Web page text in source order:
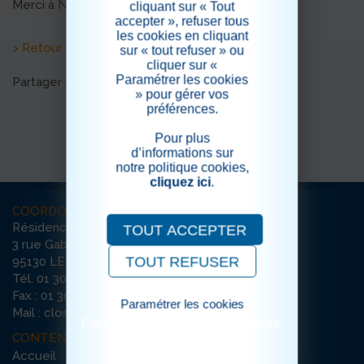
Merci à Nicole qui leur a fait ce joli cadeau.
> Retour aux actualités
Partager sur les réseaux sociaux
COORDONNÉES
Résidence Le Grand Clos
3 rue Gabriel Péri
95130 LE PLESSIS-BOUCHARD
Tél. 01 30 72 72 72
Fax : 01 30 72 26 56
Mail : clos-bouchard@ehpad-sedna.fr
CONTENU DU SITE
Accueil
cliquant sur « Tout
accepter », refuser tous
les cookies en cliquant
sur « tout refuser » ou
cliquer sur «
Paramétrer les cookies
» pour gérer vos
préférences.
Pour plus
d’informations sur
notre politique cookies,
cliquez ici.
TOUT ACCEPTER
TOUT REFUSER
Paramétrer les cookies